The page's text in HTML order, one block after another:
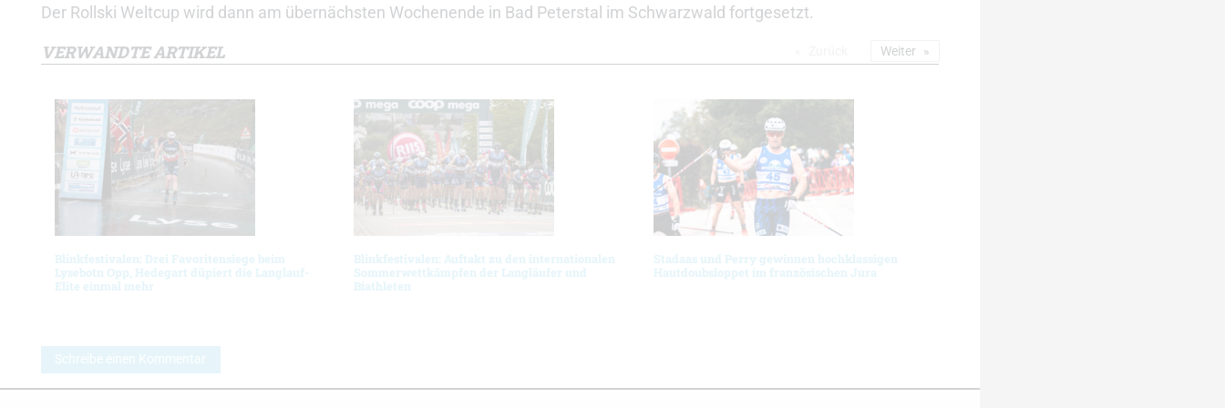
Der Rollski Weltcup wird dann am übernächsten Wochenende in Bad Peterstal im Schwarzwald fortgesetzt.
VERWANDTE ARTIKEL
Blinkfestivalen: Drei Favoritensiege beim
Lysebotn Opp, Hedegart düpiert die Langlauf-
Elite einmal mehr
Blinkfestivalen: Auftakt zu den internationalen
Sommerwettkämpfen der Langläufer und
Biathleten
Stadaas und Perry gewinnen hochklassigen
Hautdoubsloppet im französischen Jura
Weiter
Schreibe einen Kommentar